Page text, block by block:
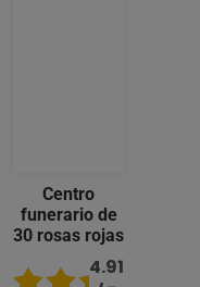
Centro
funerario de
30 rosas rojas
4.91